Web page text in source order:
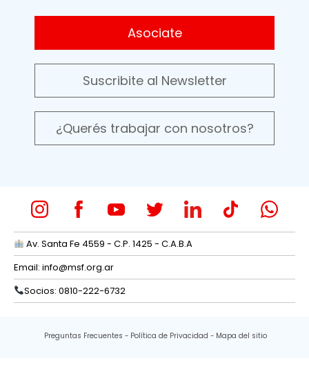
Asociate
Suscribite al Newsletter
¿Querés trabajar con nosotros?
Av. Santa Fe 4559 - C.P. 1425 - C.A.B.A
Email: info@msf.org.ar
Socios: 0810-222-6732
Preguntas Frecuentes Política de Privacidad Mapa del sitio